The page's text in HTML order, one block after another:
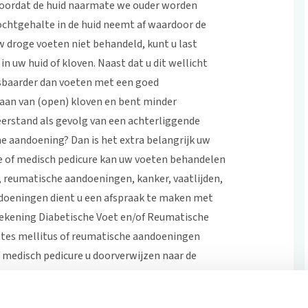
de huid naarmate we ouder worden
in de huid neemt af waardoor de
droge voeten niet behandeld, kunt u last
uw huid of kloven. Naast dat u dit wellicht
dan voeten met een goed
van (open) kloven en bent minder
als gevolg van een achterliggende
Dan is het extra belangrijk uw
medisch pedicure kan uw voeten behandelen
aandoeningen, kanker, vaatlijden,
dient u een afspraak te maken met
Diabetische Voet en/of Reumatische
mellitus of reumatische aandoeningen
pedicure u doorverwijzen naar de